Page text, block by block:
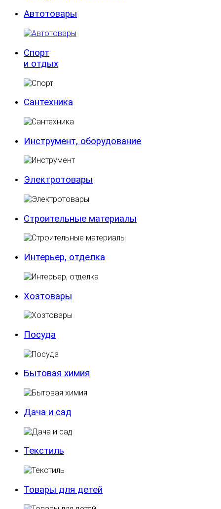
Автотовары
Спорт
и отдых
Сантехника
Инструмент, оборудование
Электротовары
Строительные материалы
Интерьер, отделка
Хозтовары
Посуда
Бытовая химия
Дача и сад
Текстиль
Товары для детей